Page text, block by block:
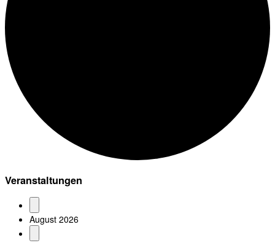
Veranstaltungen
August 2026